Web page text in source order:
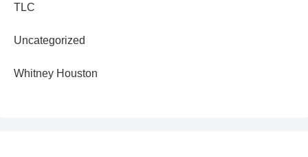
TLC
Uncategorized
Whitney Houston